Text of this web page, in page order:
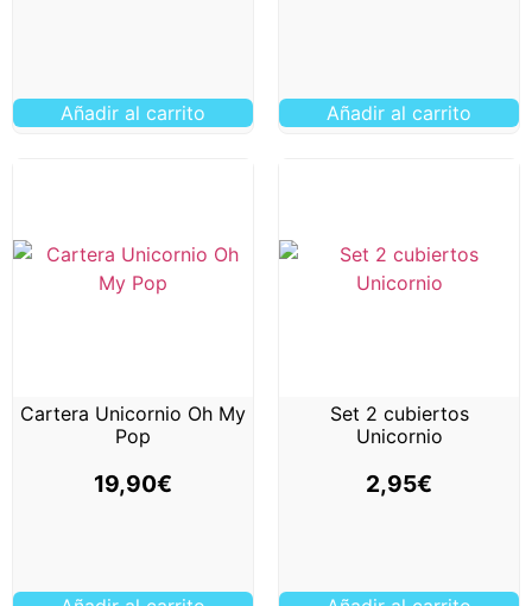
Añadir al carrito Añadir al carrito
Cartera Unicornio Oh My
Pop
19,90€
Set 2 cubiertos
Unicornio
2,95€